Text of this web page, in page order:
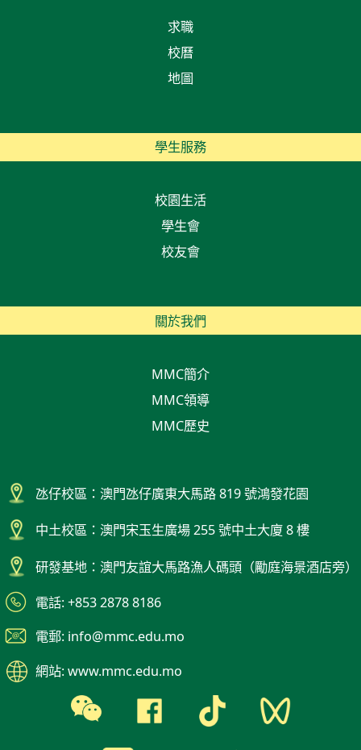
求職
校曆
地圖
學生服務
校園生活
學生會
校友會
關於我們
MMC簡介
MMC領導
MMC歷史
氹仔校區：澳門氹仔廣東大馬路 819 號鴻發花園
中土校區：澳門宋玉生廣場 255 號中土大廈 8 樓
研發基地：澳門友誼大馬路漁人碼頭（勵庭海景酒店旁）
電話: +853 2878 8186
電郵: info@mmc.edu.mo
網站: www.mmc.edu.mo